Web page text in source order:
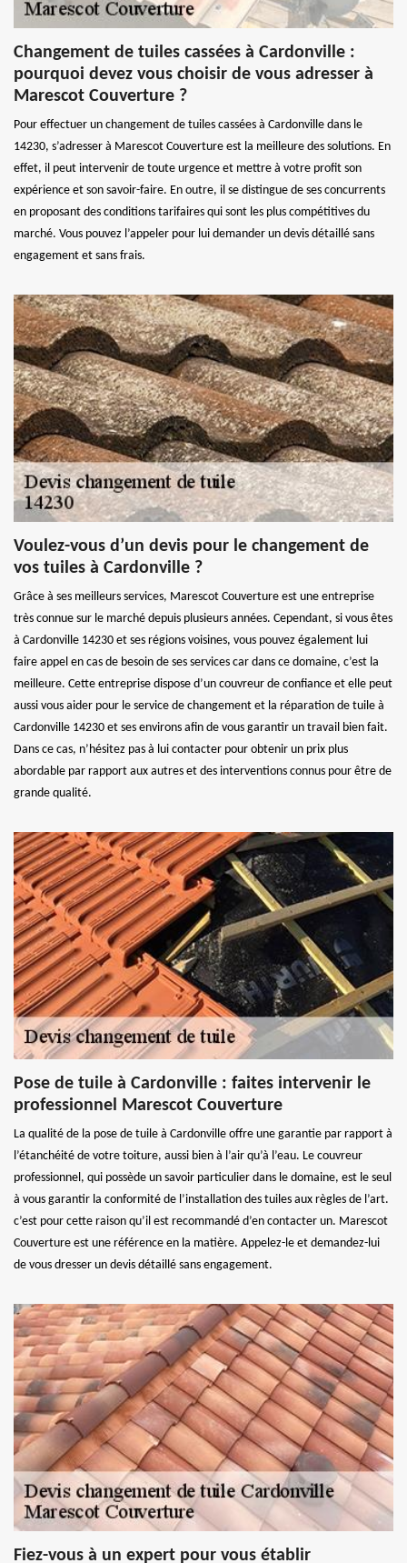
Changement de tuiles cassées à Cardonville :
pourquoi devez vous choisir de vous adresser à
Marescot Couverture ?
Pour effectuer un changement de tuiles cassées à Cardonville dans le
14230, s’adresser à Marescot Couverture est la meilleure des solutions. En
effet, il peut intervenir de toute urgence et mettre à votre profit son
expérience et son savoir-faire. En outre, il se distingue de ses concurrents
en proposant des conditions tarifaires qui sont les plus compétitives du
marché. Vous pouvez l’appeler pour lui demander un devis détaillé sans
engagement et sans frais.
Voulez-vous d’un devis pour le changement de
vos tuiles à Cardonville ?
Grâce à ses meilleurs services, Marescot Couverture est une entreprise
très connue sur le marché depuis plusieurs années. Cependant, si vous êtes
à Cardonville 14230 et ses régions voisines, vous pouvez également lui
faire appel en cas de besoin de ses services car dans ce domaine, c’est la
meilleure. Cette entreprise dispose d’un couvreur de confiance et elle peut
aussi vous aider pour le service de changement et la réparation de tuile à
Cardonville 14230 et ses environs afin de vous garantir un travail bien fait.
Dans ce cas, n’hésitez pas à lui contacter pour obtenir un prix plus
abordable par rapport aux autres et des interventions connus pour être de
grande qualité.
Pose de tuile à Cardonville : faites intervenir le
professionnel Marescot Couverture
La qualité de la pose de tuile à Cardonville offre une garantie par rapport à
l’étanchéité de votre toiture, aussi bien à l’air qu’à l’eau. Le couvreur
professionnel, qui possède un savoir particulier dans le domaine, est le seul
à vous garantir la conformité de l’installation des tuiles aux règles de l’art.
c’est pour cette raison qu’il est recommandé d’en contacter un. Marescot
Couverture est une référence en la matière. Appelez-le et demandez-lui
de vous dresser un devis détaillé sans engagement.
Fiez-vous à un expert pour vous établir